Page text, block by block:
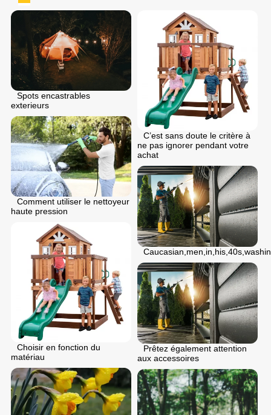
Spots encastrables
exterieurs
C’est sans doute le critère à
ne pas ignorer pendant votre
achat
Comment utiliser le nettoyeur
haute pression
Choisir en fonction du
matériau
Prêtez également attention
aux accessoires